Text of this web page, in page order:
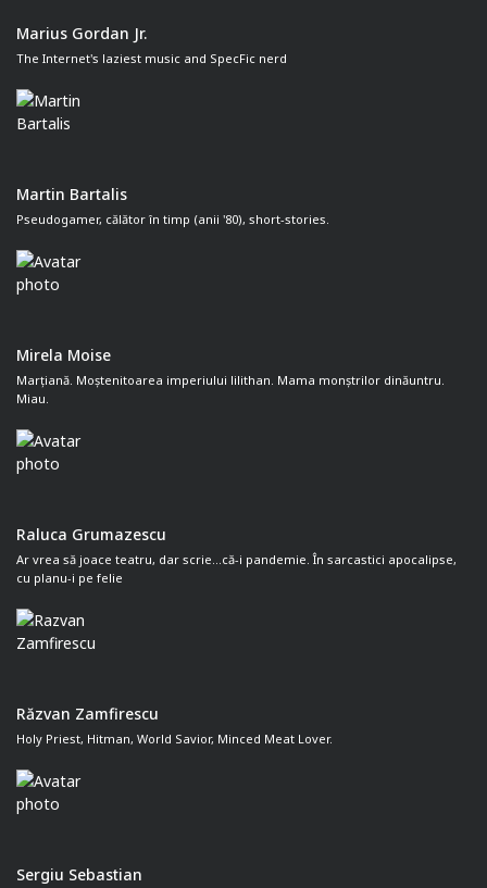
Marius Gordan Jr.
The Internet's laziest music and SpecFic nerd
Martin Bartalis
Pseudogamer, călător în timp (anii '80), short-stories.
Mirela Moise
Marțiană. Moștenitoarea imperiului lilithan. Mama monștrilor dinăuntru.
Miau.
Raluca Grumazescu
Ar vrea să joace teatru, dar scrie...că-i pandemie. În sarcastici apocalipse,
cu planu-i pe felie
Răzvan Zamfirescu
Holy Priest, Hitman, World Savior, Minced Meat Lover.
Sergiu Sebastian